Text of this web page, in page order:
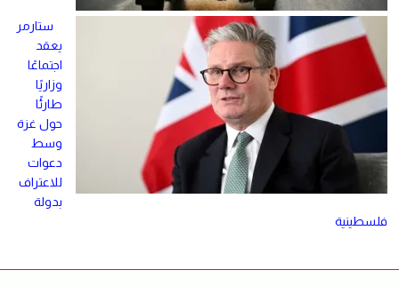
ستارمر
يعقد
اجتماعًا
وزاريًا
طارئًا
حول غزة
وسط
دعوات
للاعتراف
بدولة
فلسطينية